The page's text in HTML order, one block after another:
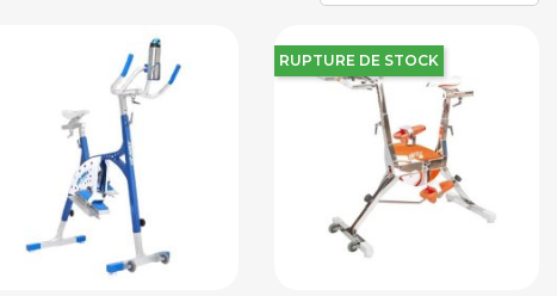
RUPTURE DE STOCK